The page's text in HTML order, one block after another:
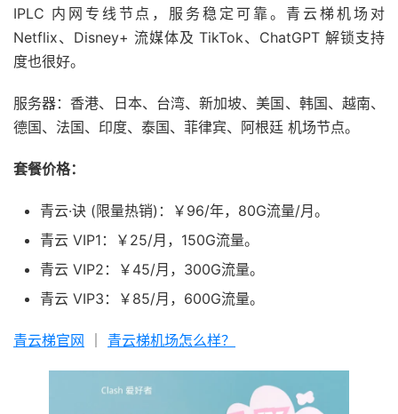
IPLC 内网专线节点，服务稳定可靠。青云梯机场对
Netflix、Disney+ 流媒体及 TikTok、ChatGPT 解锁支持
度也很好。
服务器：香港、日本、台湾、新加坡、美国、韩国、越南、
德国、法国、印度、泰国、菲律宾、阿根廷 机场节点。
套餐价格：
青云·诀 (限量热销)：￥96/年，80G流量/月。
青云 VIP1：￥25/月，150G流量。
青云 VIP2：￥45/月，300G流量。
青云 VIP3：￥85/月，600G流量。
青云梯官网 青云梯机场怎么样？